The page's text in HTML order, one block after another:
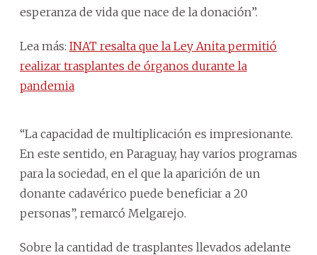
esperanza de vida que nace de la donación”.
Lea más: INAT resalta que la Ley Anita permitió
realizar trasplantes de órganos durante la
pandemia
“La capacidad de multiplicación es impresionante.
En este sentido, en Paraguay, hay varios programas
para la sociedad, en el que la aparición de un
donante cadavérico puede beneficiar a 20
personas”, remarcó Melgarejo.
Sobre la cantidad de trasplantes llevados adelante